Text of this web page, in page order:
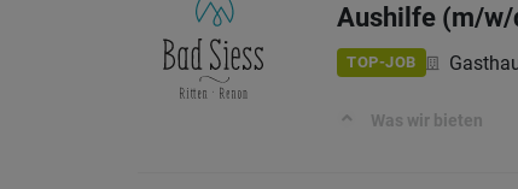
Aushilfe (m/w/
TOP-JOB
Was wir bieten